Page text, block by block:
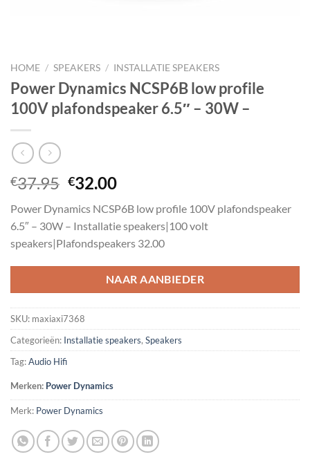
HOME / SPEAKERS / INSTALLATIE SPEAKERS
Power Dynamics NCSP6B low profile
100V plafondspeaker 6.5″ – 30W –
€37.95 Oorspronkelijke
was:
€37.95.
€32.00Huidige
is:
€32.00.
Power Dynamics NCSP6B low profile 100V plafondspeaker
6.5″ – 30W – Installatie speakers|100 volt
speakers|Plafondspeakers 32.00
NAAR AANBIEDER
SKU: maxiaxi7368
Categorieën: Installatie speakers, Speakers
Tag:Audio Hifi
Merken: Power Dynamics
Merk: Power Dynamics